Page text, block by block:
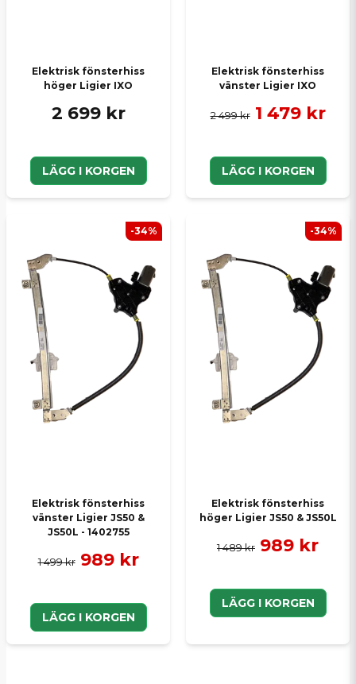
Elektrisk fönsterhiss
höger Ligier IXO
2 699 kr
LÄGG I KORGEN
Elektrisk fönsterhiss
vänster Ligier IXO
2 499 kr 1 479 kr
LÄGG I KORGEN
Elektrisk fönsterhiss
vänster Ligier JS50 &
JS50L - 1402755
1 499 kr 989 kr
LÄGG I KORGEN
-34%
Elektrisk fönsterhiss
höger Ligier JS50 & JS50L
1 489 kr 989 kr
LÄGG I KORGEN
-34%